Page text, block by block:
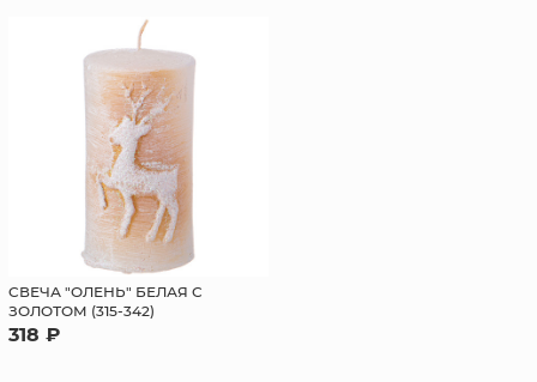
CВЕЧА "ОЛЕНЬ" БЕЛАЯ С
ЗОЛОТОМ (315-342)
318 ₽